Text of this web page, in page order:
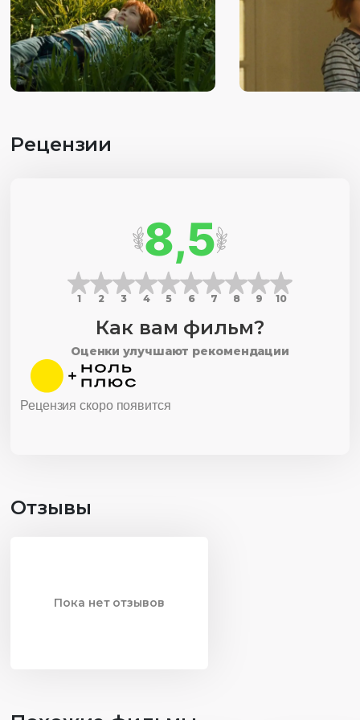
Сюжет о детском восприятии мира.
Рецензии
8,5
1 2 3 4 5 6 7 8 9 10
Как вам фильм?
Оценки улучшают рекомендации
Рецензия скоро появится
Отзывы
Пока нет отзывов